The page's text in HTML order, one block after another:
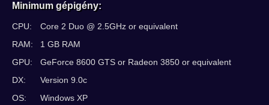
Minimum gépigény:
CPU:
Core 2 Duo @ 2.5GHz or equivalent
RAM:
1 GB RAM
GPU:
GeForce 8600 GTS or Radeon 3850 or equivalent
DX:
Version 9.0c
OS:
Windows XP